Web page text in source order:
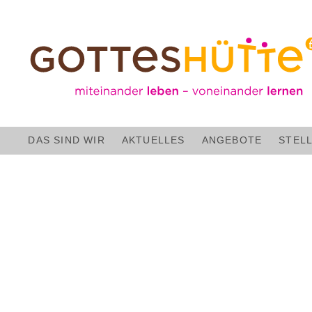
DAS SIND WIR AKTUELLES ANGEBOTE